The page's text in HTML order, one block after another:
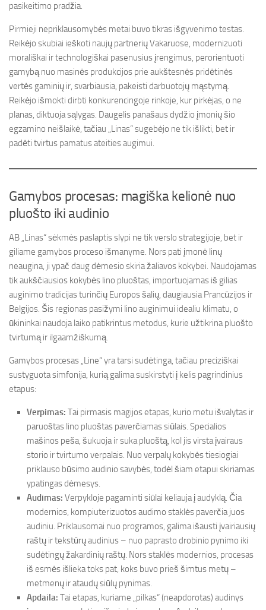
pasikeitimo pradžia.
Pirmieji nepriklausomybės metai buvo tikras išgyvenimo testas.
Reikėjo skubiai ieškoti naujų partnerių Vakaruose, modernizuoti
morališkai ir technologiškai pasenusius įrengimus, perorientuoti
gamybą nuo masinės produkcijos prie aukštesnės pridėtinės
vertės gaminių ir, svarbiausia, pakeisti darbuotojų mąstymą.
Reikėjo išmokti dirbti konkurencingoje rinkoje, kur pirkėjas, o ne
planas, diktuoja sąlygas. Daugelis panašaus dydžio įmonių šio
egzamino neišlaikė, tačiau „Linas“ sugebėjo ne tik išlikti, bet ir
padėti tvirtus pamatus ateities augimui.
Gamybos procesas: magiška kelionė nuo
pluošto iki audinio
AB „Linas“ sėkmės paslaptis slypi ne tik verslo strategijoje, bet ir
giliame gamybos proceso išmanyme. Nors pati įmonė linų
neaugina, ji ypač daug dėmesio skiria žaliavos kokybei. Naudojamas
tik aukščiausios kokybės lino pluoštas, importuojamas iš gilias
auginimo tradicijas turinčių Europos šalių, daugiausia Prancūzijos ir
Belgijos. Šis regionas pasižymi lino auginimui idealiu klimatu, o
ūkininkai naudoja laiko patikrintus metodus, kurie užtikrina pluošto
tvirtumą ir ilgaamžiškumą.
Gamybos procesas „Line“ yra tarsi sudėtinga, tačiau preciziškai
sustyguota simfonija, kurią galima suskirstyti į kelis pagrindinius
etapus:
Verpimas: Tai pirmasis magijos etapas, kurio metu išvalytas ir
paruoštas lino pluoštas paverčiamas siūlais. Specialios
mašinos peša, šukuoja ir suka pluoštą, kol jis virsta įvairaus
storio ir tvirtumo verpalais. Nuo verpalų kokybės tiesiogiai
priklauso būsimo audinio savybės, todėl šiam etapui skiriamas
ypatingas dėmesys.
Audimas: Verpykloje pagaminti siūlai keliauja į audyklą. Čia
modernios, kompiuterizuotos audimo staklės paverčia juos
audiniu. Priklausomai nuo programos, galima išausti įvairiausių
raštų ir tekstūrų audinius – nuo paprasto drobinio pynimo iki
sudėtingų žakardinių raštų. Nors staklės modernios, procesas
iš esmės išlieka toks pat, koks buvo prieš šimtus metų –
metmenų ir ataudų siūlų pynimas.
Apdaila: Tai etapas, kuriame „pilkas“ (neapdorotas) audinys